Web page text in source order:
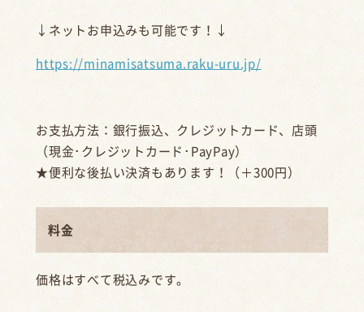
↓ネットお申込みも可能です！↓
https://minamisatsuma.raku-uru.jp/
お支払方法：銀行振込、クレジットカード、店頭
（現金･クレジットカード･PayPay）
★便利な後払い決済もあります！（＋300円）
料金
価格はすべて税込みです。